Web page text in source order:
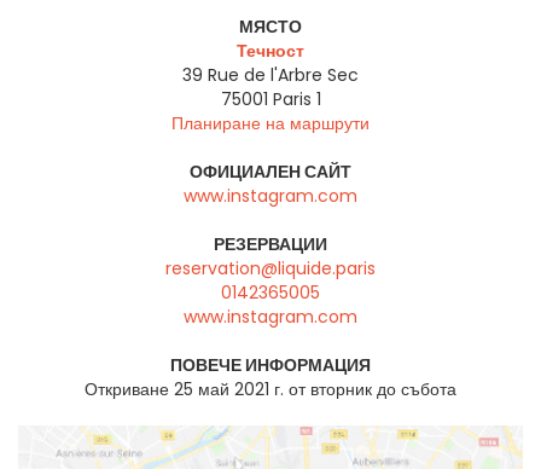
МЯСТО
Течност
39 Rue de l'Arbre Sec
75001 Paris 1
Планиране на маршрути
ОФИЦИАЛЕН САЙТ
www.instagram.com
РЕЗЕРВАЦИИ
reservation@liquide.paris
0142365005
www.instagram.com
ПОВЕЧЕ ИНФОРМАЦИЯ
Откриване 25 май 2021 г. от вторник до събота